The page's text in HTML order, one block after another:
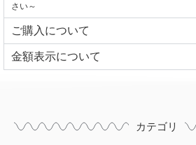
さい～
ご購入について
⾦額表⽰について
カテゴリ